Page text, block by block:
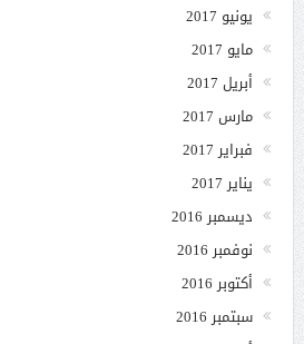
يونيو 2017
مايو 2017
أبريل 2017
مارس 2017
فبراير 2017
يناير 2017
ديسمبر 2016
نوفمبر 2016
أكتوبر 2016
سبتمبر 2016